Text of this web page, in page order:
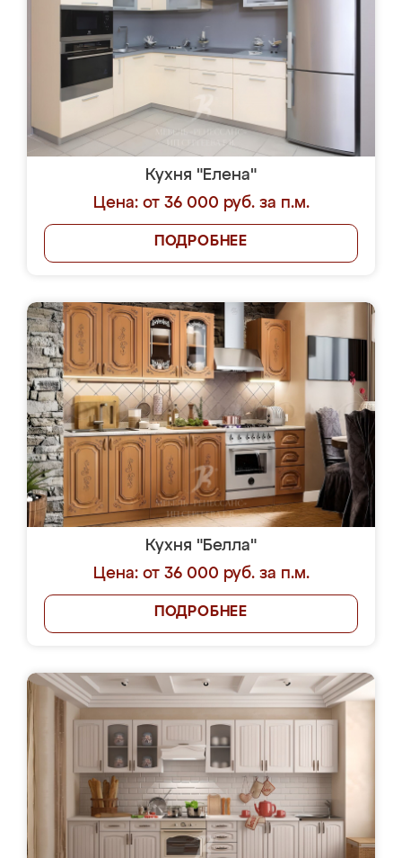
Кухня "Елена"
Цена: от 36 000 руб. за п.м.
ПОДРОБНЕЕ
Кухня "Белла"
Цена: от 36 000 руб. за п.м.
ПОДРОБНЕЕ